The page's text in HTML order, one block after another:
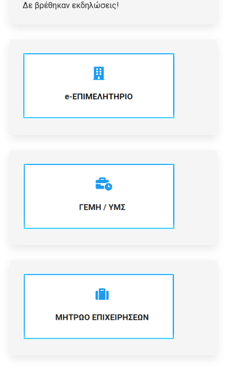
Δε βρέθηκαν εκδηλώσεις!